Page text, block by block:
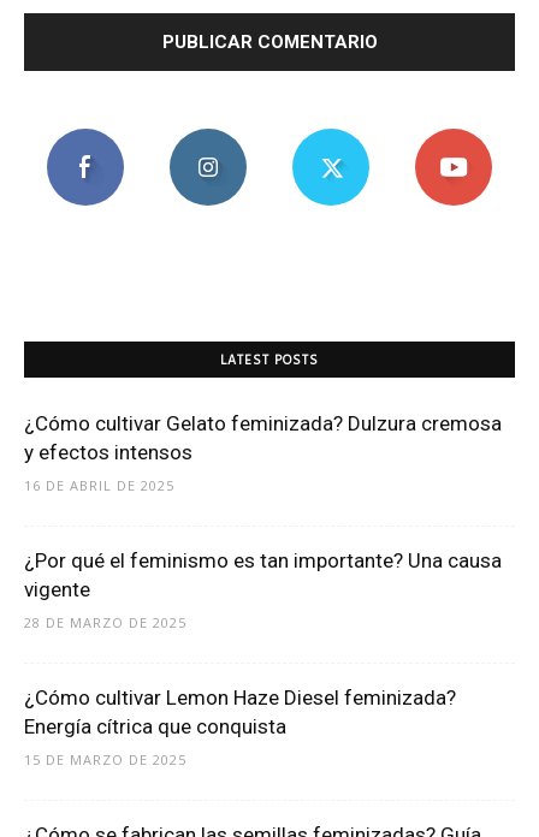
LATEST POSTS
¿Cómo cultivar Gelato feminizada? Dulzura cremosa
y efectos intensos
16 DE ABRIL DE 2025
¿Por qué el feminismo es tan importante? Una causa
vigente
28 DE MARZO DE 2025
¿Cómo cultivar Lemon Haze Diesel feminizada?
Energía cítrica que conquista
15 DE MARZO DE 2025